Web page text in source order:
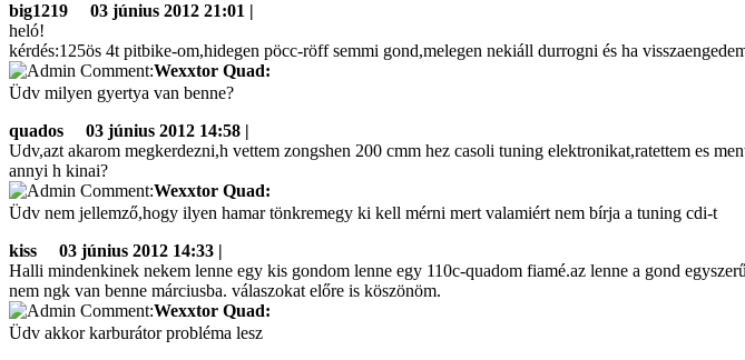
big1219
03 június 2012 21:01 |
heló!
kérdés:125ös 4t pitbike-om,hidegen pöcc-röff semmi gond,melegen nekiáll durrogni és ha
Wexxtor Quad:
Üdv milyen gyertya van benne?
quados
03 június 2012 14:58 |
Udv,azt akarom megkerdezni,h vettem zongshen 200 cmm hez casoli tuning elektronikat,ratettem es
annyi h kinai?
Wexxtor Quad:
Üdv nem jellemző,hogy ilyen hamar tönkremegy ki kell mérni mert valamiért nem bírja a tuning cdi-t
kiss
03 június 2012 14:33 |
Halli mindenkinek nekem lenne egy kis gondom lenne egy 110c-quadom fiamé.az lenne a gond
nem ngk van benne márciusba. válaszokat előre is köszönöm.
Wexxtor Quad:
Üdv akkor karburátor probléma lesz